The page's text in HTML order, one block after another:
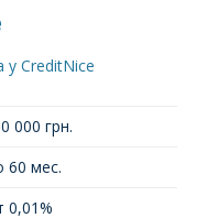
000 грн.
60 мес.
0,01%